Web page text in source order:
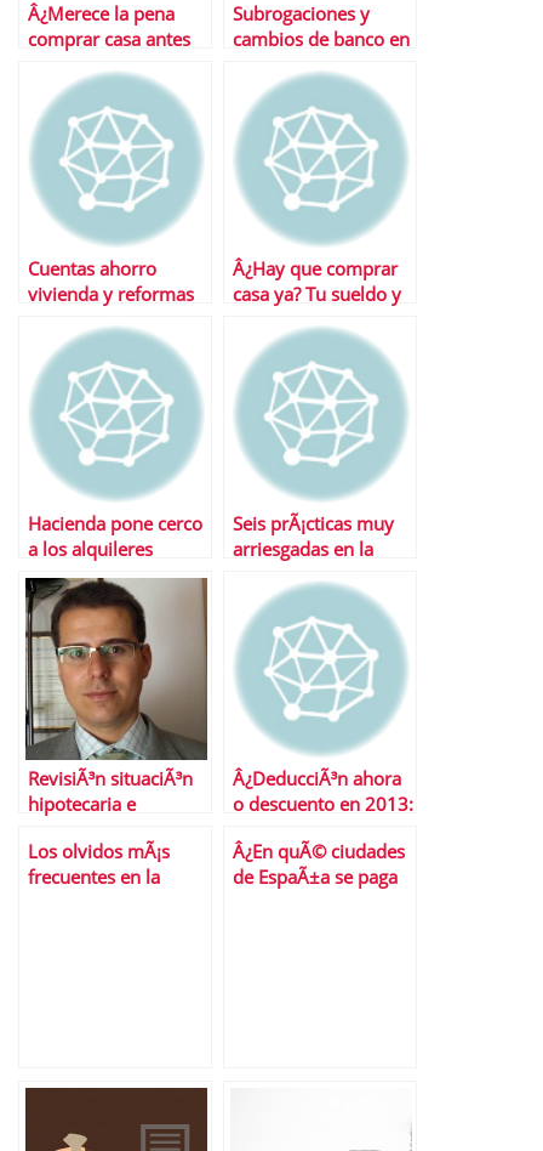
Â¿Merece la pena
comprar casa antes
Subrogaciones y
cambios de banco en
Cuentas ahorro
vivienda y reformas
Â¿Hay que comprar
casa ya? Tu sueldo y
tienen la palabra
Hacienda pone cerco
a los alquileres
ilegales
Seis prÃ¡cticas muy
arriesgadas en la
renta
RevisiÃ³n situaciÃ³n
hipotecaria e
y perspectivas para
2012
Â¿DeducciÃ³n ahora
o descuento en 2013:
en la compra de una
vivienda?
Los olvidos mÃ¡s
frecuentes en la
Â¿En quÃ© ciudades
de EspaÃ±a se paga